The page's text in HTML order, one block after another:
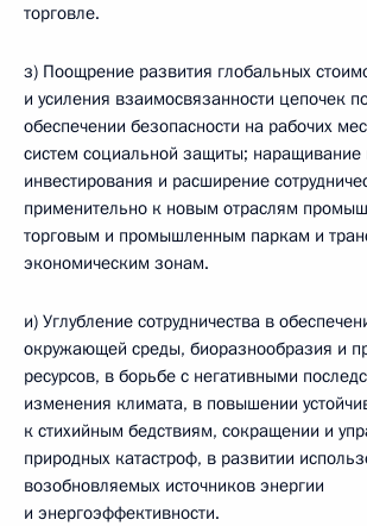
торговле.
з) Поощрение развития глобальных
и усиления взаимосвязанности цепочек
обеспечении безопасности на рабочих
систем социальной защиты; наращивание
инвестирования и расширение
применительно к новым отраслям
торговым и промышленным паркам и
экономическим зонам.
и) Углубление сотрудничества в
окружающей среды, биоразнообразия и
ресурсов, в борьбе с негативными
изменения климата, в повышении
к стихийным бедствиям, сокращении и
природных катастроф, в развитии
возобновляемых источников энергии
и энергоэффективности.